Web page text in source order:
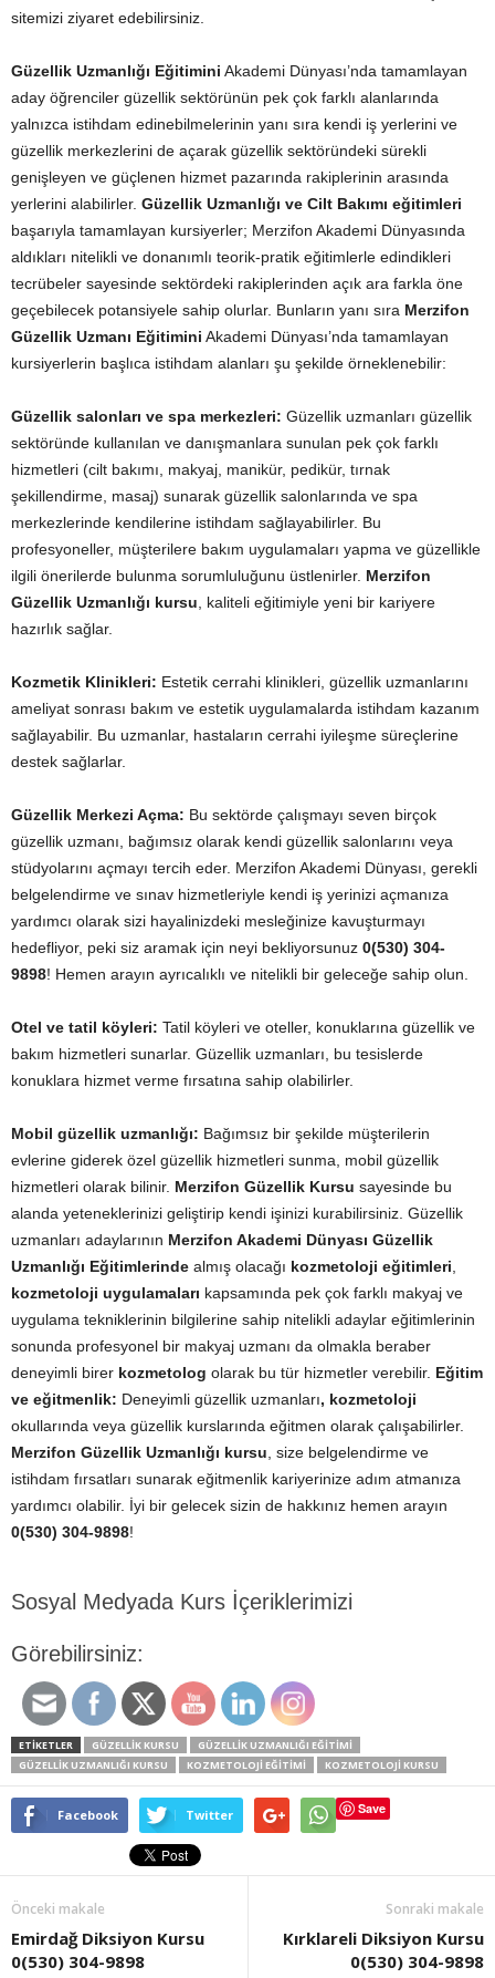
sitemizi ziyaret edebilirsiniz.
Güzellik Uzmanlığı Eğitimini Akademi Dünyası’nda tamamlayan
aday öğrenciler güzellik sektörünün pek çok farklı alanlarında
yalnızca istihdam edinebilmelerinin yanı sıra kendi iş yerlerini ve
güzellik merkezlerini de açarak güzellik sektöründeki sürekli
genişleyen ve güçlenen hizmet pazarında rakiplerinin arasında
yerlerini alabilirler. Güzellik Uzmanlığı ve Cilt Bakımı eğitimleri
başarıyla tamamlayan kursiyerler; Merzifon Akademi Dünyasında
aldıkları nitelikli ve donanımlı teorik-pratik eğitimlerle edindikleri
tecrübeler sayesinde sektördeki rakiplerinden açık ara farkla öne
geçebilecek potansiyele sahip olurlar. Bunların yanı sıra Merzifon
Güzellik Uzmanı Eğitimini Akademi Dünyası’nda tamamlayan
kursiyerlerin başlıca istihdam alanları şu şekilde örneklenebilir:
Güzellik salonları ve spa merkezleri: Güzellik uzmanları güzellik
sektöründe kullanılan ve danışmanlara sunulan pek çok farklı
hizmetleri (cilt bakımı, makyaj, manikür, pedikür, tırnak
şekillendirme, masaj) sunarak güzellik salonlarında ve spa
merkezlerinde kendilerine istihdam sağlayabilirler. Bu
profesyoneller, müşterilere bakım uygulamaları yapma ve güzellikle
ilgili önerilerde bulunma sorumluluğunu üstlenirler. Merzifon
Güzellik Uzmanlığı kursu, kaliteli eğitimiyle yeni bir kariyere
hazırlık sağlar.
Kozmetik Klinikleri: Estetik cerrahi klinikleri, güzellik uzmanlarını
ameliyat sonrası bakım ve estetik uygulamalarda istihdam kazanım
sağlayabilir. Bu uzmanlar, hastaların cerrahi iyileşme süreçlerine
destek sağlarlar.
Güzellik Merkezi Açma: Bu sektörde çalışmayı seven birçok
güzellik uzmanı, bağımsız olarak kendi güzellik salonlarını veya
stüdyolarını açmayı tercih eder. Merzifon Akademi Dünyası, gerekli
belgelendirme ve sınav hizmetleriyle kendi iş yerinizi açmanıza
yardımcı olarak sizi hayalinizdeki mesleğinize kavuşturmayı
hedefliyor, peki siz aramak için neyi bekliyorsunuz 0(530) 304-
9898! Hemen arayın ayrıcalıklı ve nitelikli bir geleceğe sahip olun.
Otel ve tatil köyleri: Tatil köyleri ve oteller, konuklarına güzellik ve
bakım hizmetleri sunarlar. Güzellik uzmanları, bu tesislerde
konuklara hizmet verme fırsatına sahip olabilirler.
Mobil güzellik uzmanlığı: Bağımsız bir şekilde müşterilerin
evlerine giderek özel güzellik hizmetleri sunma, mobil güzellik
hizmetleri olarak bilinir. Merzifon Güzellik Kursu sayesinde bu
alanda yeteneklerinizi geliştirip kendi işinizi kurabilirsiniz. Güzellik
uzmanları adaylarının Merzifon Akademi Dünyası Güzellik
Uzmanlığı Eğitimlerinde almış olacağı kozmetoloji eğitimleri,
kozmetoloji uygulamaları kapsamında pek çok farklı makyaj ve
uygulama tekniklerinin bilgilerine sahip nitelikli adaylar eğitimlerinin
sonunda profesyonel bir makyaj uzmanı da olmakla beraber
deneyimli birer kozmetolog olarak bu tür hizmetler verebilir. Eğitim
ve eğitmenlik: Deneyimli güzellik uzmanları, kozmetoloji
okullarında veya güzellik kurslarında eğitmen olarak çalışabilirler.
Merzifon Güzellik Uzmanlığı kursu, size belgelendirme ve
istihdam fırsatları sunarak eğitmenlik kariyerinize adım atmanıza
yardımcı olabilir. İyi bir gelecek sizin de hakkınız hemen arayın
0(530) 304-9898!
Sosyal Medyada Kurs İçeriklerimizi
Görebilirsiniz:
ETİKETLER GÜZELLIK KURSU
GÜZELLIK UZMANLIĞI EĞITIMI
GÜZELLIK UZMANLIĞI KURSU
KOZMETOLOJI EĞITIMI KOZMETOLOJI KURSU
Facebook Twitter Save
Önceki makale
Emirdağ Diksiyon Kursu
0(530) 304-9898
Sonraki makale
Kırklareli Diksiyon Kursu
0(530) 304-9898